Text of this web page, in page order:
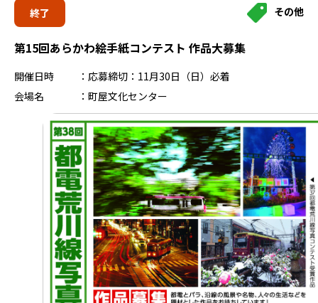
終了 その他
第15回あらかわ絵手紙コンテスト 作品大募集
開催日時
応募締切：11月30日（日）必着
会場名
町屋文化センター